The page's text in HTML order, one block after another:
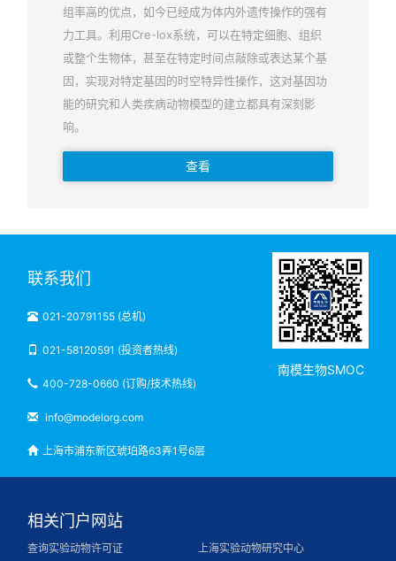
组率高的优点，如今已经成为体内外遗传操作的强有
力工具。利用Cre-lox系统，可以在特定细胞、组织
或整个生物体，甚至在特定时间点敲除或表达某个基
因，实现对特定基因的时空特异性操作，这对基因功
能的研究和人类疾病动物模型的建立都具有深刻影
响。
查看
联系我们
021-20791155 (总机)
021-58120591 (投资者热线)
400-728-0660 (订购/技术热线)
info@modelorg.com
上海市浦东新区琥珀路63弄1号6层
南模生物SMOC
相关门户网站
查询实验动物许可证
上海实验动物研究中心